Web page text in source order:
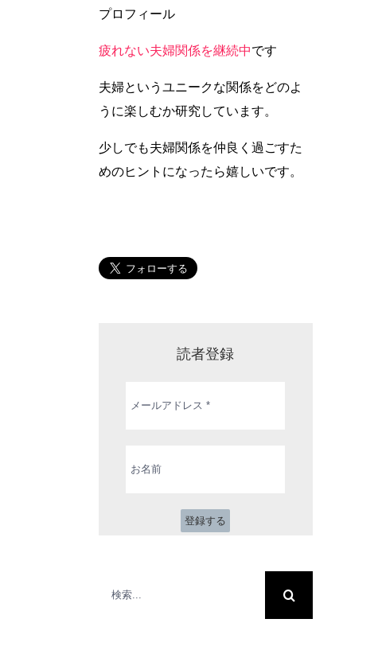
プロフィール
疲れない夫婦関係を継続中です
夫婦というユニークな関係をどのよ
うに楽しむか研究しています。
少しでも夫婦関係を仲良く過ごすた
めのヒントになったら嬉しいです。
読者登録
ー